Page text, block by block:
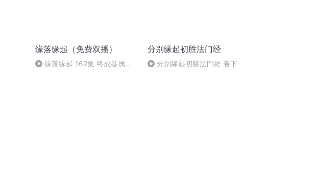
缘落缘起（免费双播）
缘落缘起 162集 终成眷属
分别缘起初胜法门经
分别緣起初勝法門經 卷下